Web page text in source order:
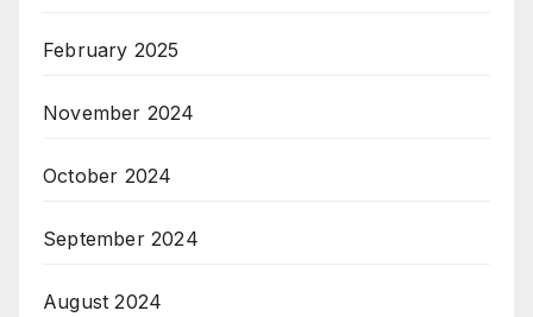
February 2025
November 2024
October 2024
September 2024
August 2024